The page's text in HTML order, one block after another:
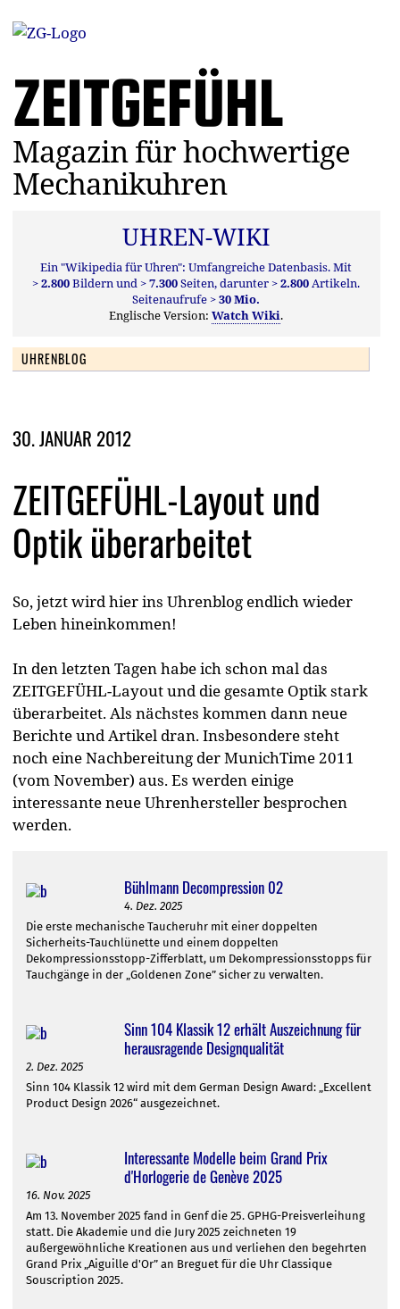
ZEITGEFÜHL
Magazin für hochwertige
Mechanikuhren
UHREN-WIKI
Ein "Wikipedia für Uhren": Umfangreiche Datenbasis. Mit
> 2.800Bildern und> 7.300Seiten, darunter> 2.800Artikeln.
Seitenaufrufe> 30 Mio.
Englische Version:Watch Wiki.
UHRENBLOG
30. JANUAR 2012
ZEITGEFÜHL-Layout und
Optik überarbeitet
So, jetzt wird hier ins Uhrenblog endlich wieder
Leben hineinkommen!
In den letzten Tagen habe ich schon mal das
ZEITGEFÜHL-Layout und die gesamte Optik stark
überarbeitet. Als nächstes kommen dann neue
Berichte und Artikel dran. Insbesondere steht
noch eine Nachbereitung der MunichTime 2011
(vom November) aus. Es werden einige
interessante neue Uhrenhersteller besprochen
werden.
Bühlmann Decompression 02
4. Dez. 2025
Die erste mechanische Taucheruhr mit einer doppelten
Sicherheits-Tauchlünette und einem doppelten
Dekompressionsstopp-Zifferblatt, um Dekompressionsstopps für
Tauchgänge in der „Goldenen Zone” sicher zu verwalten.
Sinn 104 Klassik 12 erhält Auszeichnung für
herausragende Designqualität
2. Dez. 2025
Sinn 104 Klassik 12 wird mit dem German Design Award: „Excellent
Product Design 2026“ ausgezeichnet.
Interessante Modelle beim Grand Prix
d'Horlogerie de Genève 2025
16. Nov. 2025
Am 13. November 2025 fand in Genf die 25. GPHG-Preisverleihung
statt. Die Akademie und die Jury 2025 zeichneten 19
außergewöhnliche Kreationen aus und verliehen den begehrten
Grand Prix „Aiguille d'Or” an Breguet für die Uhr Classique
Souscription 2025.